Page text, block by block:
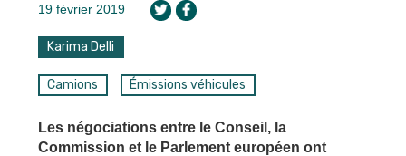
19 février 2019
Karima Delli
Camions Émissions véhicules
Les négociations entre le Conseil, la
Commission et le Parlement européen ont